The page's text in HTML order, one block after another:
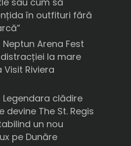
în outfituri fără
Neptun Arena Fest
la mare
Riviera
Legendara clădire
devine The St. Regis
un nou
pe Dunăre